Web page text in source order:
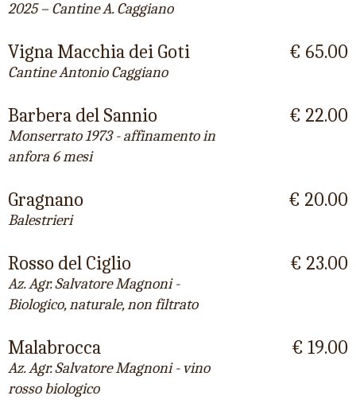
2025 – Cantine A. Caggiano
Vigna Macchia dei Goti
Cantine Antonio Caggiano
€ 65.00
Barbera del Sannio
Monserrato 1973 - affinamento in
anfora 6 mesi
€ 22.00
Gragnano
Balestrieri
€ 20.00
Rosso del Ciglio
Az. Agr. Salvatore Magnoni -
Biologico, naturale, non filtrato
€ 23.00
Malabrocca
Az. Agr. Salvatore Magnoni - vino
rosso biologico
€ 19.00